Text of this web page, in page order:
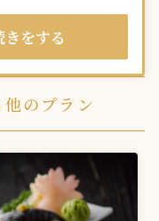
をする
のプラン